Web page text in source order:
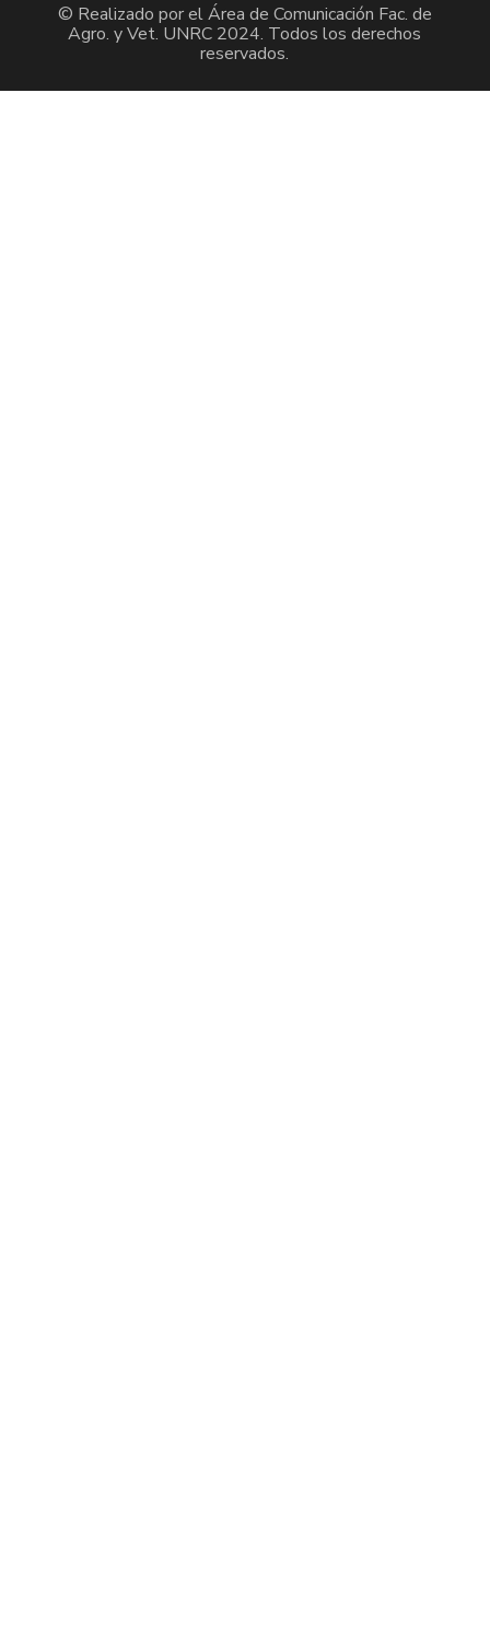
© Realizado por el Área de Comunicación Fac. de
Agro. y Vet. UNRC 2024. Todos los derechos
reservados.